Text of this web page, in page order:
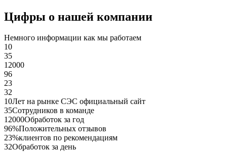
Цифры о нашей компании
Немного информации как мы работаем
10
35
12000
96
23
32
10Лет на рынке СЭС официальный сайт
35Сотрудников в команде
12000Обработок за год
96%Положительных отзывов
23%клиентов по рекомендациям
32Обработок за день